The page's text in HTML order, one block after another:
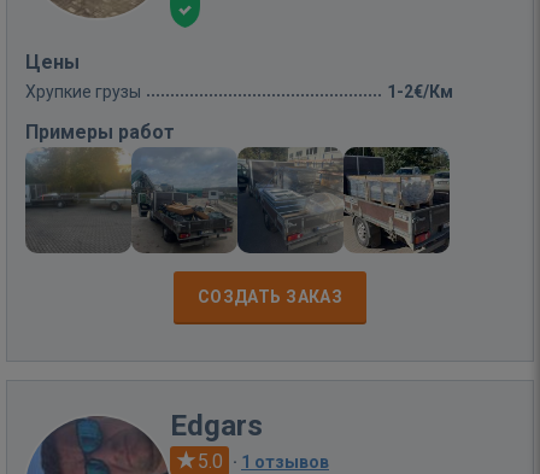
Цены
Хрупкие грузы 1-2€/Км
Примеры работ
СОЗДАТЬ ЗАКАЗ
Edgars
5.0 · 1 отзывов